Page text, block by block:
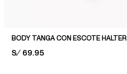
BODY TANGA CON ESCOTE HALTER
PRICE:
S/ 69.95